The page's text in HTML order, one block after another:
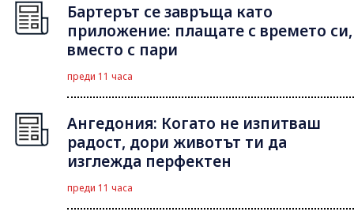
Бартерът се завръща като
приложение: плащате с времето си,
вместо с пари
преди 11 часа
Ангедония: Когато не изпитваш
радост, дори животът ти да
изглежда перфектен
преди 11 часа